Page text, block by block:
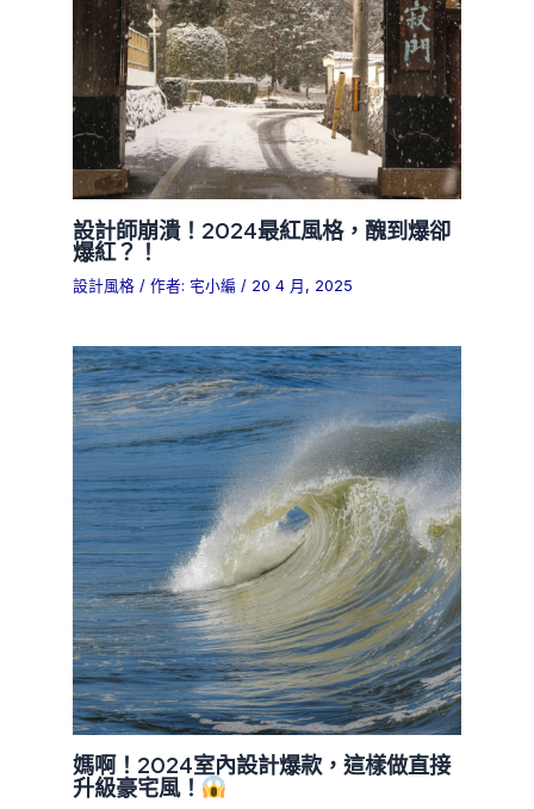
設計師崩潰！2024最紅風格，醜到爆卻
爆紅？！
設計風格 / 作者: 宅小編 / 20 4 月, 2025
媽啊！2024室內設計爆款，這樣做直接
升級豪宅風！